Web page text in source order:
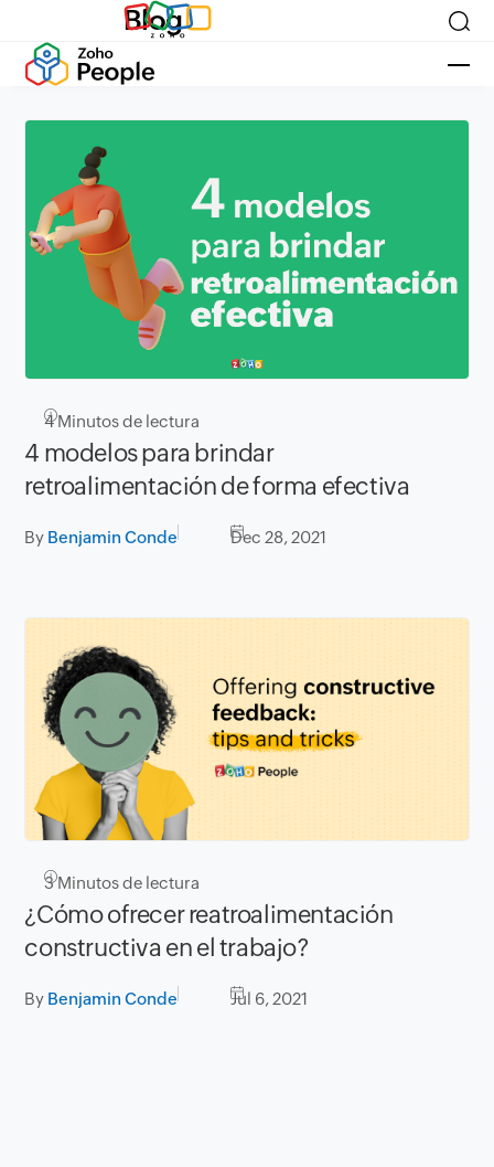
Blog
4Minutos de lectura
4 modelos para brindar
retroalimentación de forma efectiva
By Benjamin Conde Dec 28, 2021
3Minutos de lectura
¿Cómo ofrecer reatroalimentación
constructiva en el trabajo?
By Benjamin Conde Jul 6, 2021